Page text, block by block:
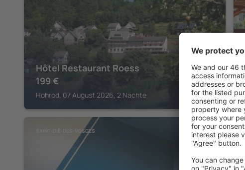
Hôtel Restaurant Roess
199 €
Hohrod, 07 August 2026, 2 Nächte
SAINT-DIÉ-DES-VOSGES